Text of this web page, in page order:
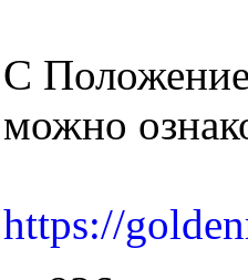
С
можно
https://